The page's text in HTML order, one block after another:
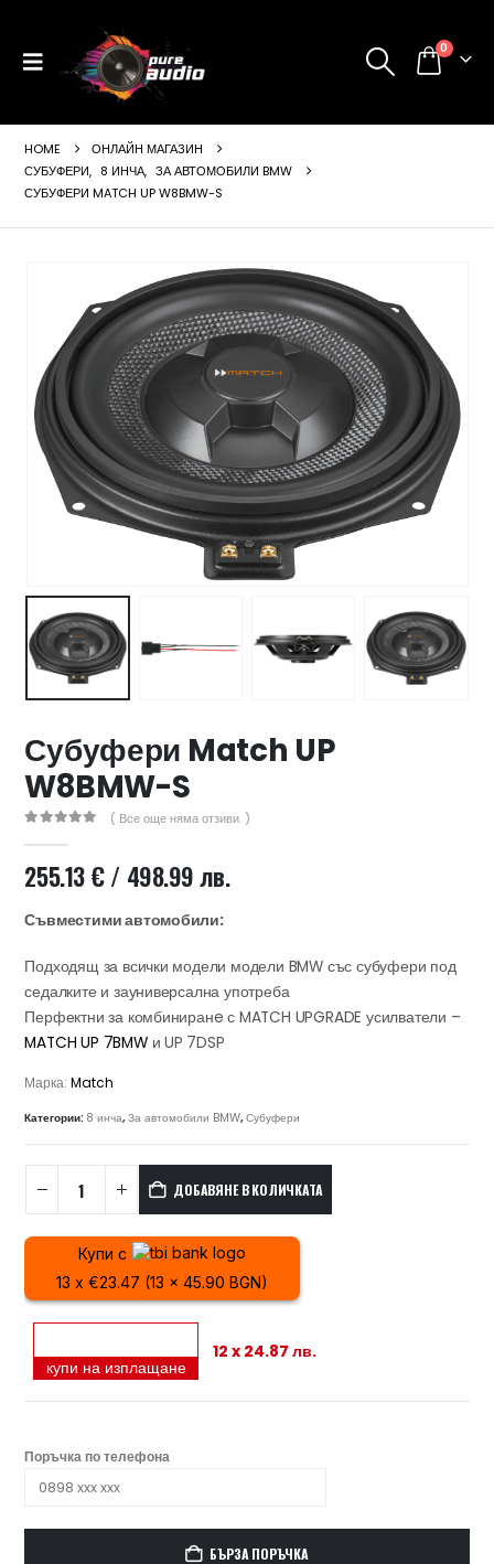
0
HOME
ОНЛАЙН МАГАЗИН
СУБУФЕРИ, 8 ИНЧА, ЗА АВТОМОБИЛИ BMW
СУБУФЕРИ MATCH UP W8BMW-S
Субуфери Match UP
W8BMW-S
( Все още няма отзиви. )
255.13€/ 498.99 лв.
Съвместими автомобили:
Подходящ за всички модели модели BMW със субуфери под
седалките и зауниверсална употреба
Перфектни за комбиниранe с MATCH UPGRADE усилватели –
MATCH UP 7BMWи UP 7DSP
Марка:Match
Категории: 8 инча,За автомобили BMW,Субуфери
ДОБАВЯНЕ В КОЛИЧКАТА
Купи с
13 x €23.47 (13 x 45.90 BGN)
купи на изплащане
12 x 24.87 лв.
Поръчка по телефона
БЪРЗА ПОРЪЧКА
лв..
лв..